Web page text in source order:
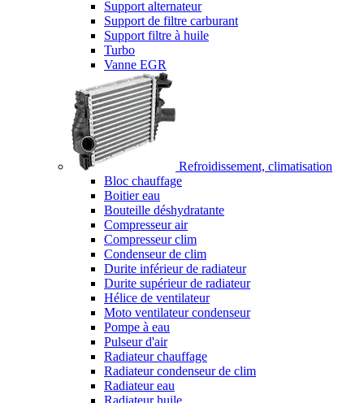
Support alternateur
Support de filtre carburant
Support filtre à huile
Turbo
Vanne EGR
Refroidissement, climatisation
Bloc chauffage
Boitier eau
Bouteille déshydratante
Compresseur air
Compresseur clim
Condenseur de clim
Durite inférieur de radiateur
Durite supérieur de radiateur
Hélice de ventilateur
Moto ventilateur condenseur
Pompe à eau
Pulseur d'air
Radiateur chauffage
Radiateur condenseur de clim
Radiateur eau
Radiateur huile